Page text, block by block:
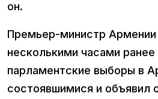
он.
Премьер-министр Армении
несколькими часами ранее
парламентские выборы в
состоявшимися и объявил